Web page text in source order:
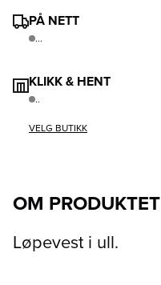
PÅ NETT
...
KLIKK & HENT
..
VELG BUTIKK
OM PRODUKTET
Løpevest i ull.